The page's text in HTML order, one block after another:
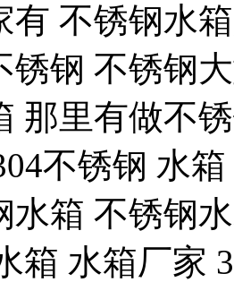
有 不锈钢水
锈钢 不锈钢
那里有做不
不锈钢 水
水箱 不锈钢
箱 水箱厂家